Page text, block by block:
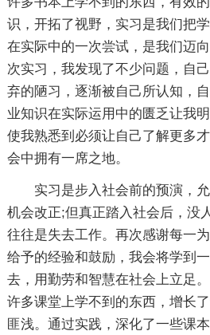
识，开拓了视野，实习是我们把
在实际中的一次尝试，是我们迈
次实习，我发现了不少问题，自
弃的陋习，逐渐被自己所认知，
业知识在实际运用中的匮乏让我
使我熟悉到必须让自己了解更多
会中拥有一席之地。
实习是步入社会前的预演，
机会改正;但真正踏入社会后，没
往往是失去工作。再次感谢每一
给予的经验和鼓励，我会将学到
去，用勤劳和智慧在社会上立足
许多课堂上学不到的东西，增长
匪浅。通过实践，深化了一些课